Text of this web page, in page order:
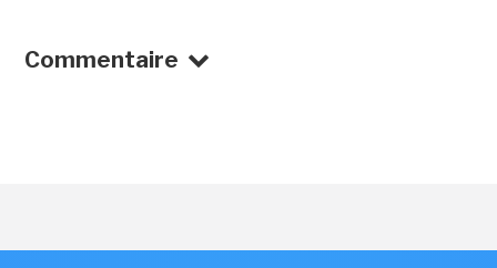
Commentaire